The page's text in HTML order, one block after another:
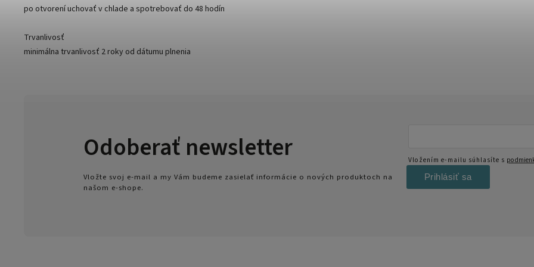
po otvorení uchovať v chlade a spotrebovať do 48 hodín
Trvanlivosť
minimálna trvanlivosť 2 roky od dátumu plnenia
Odoberať newsletter
Vložte svoj e-mail a my Vám budeme zasielať informácie o nových produktoch na
našom e-shope.
Vložením e-mailu súhlasíte s
Prihlásiť sa